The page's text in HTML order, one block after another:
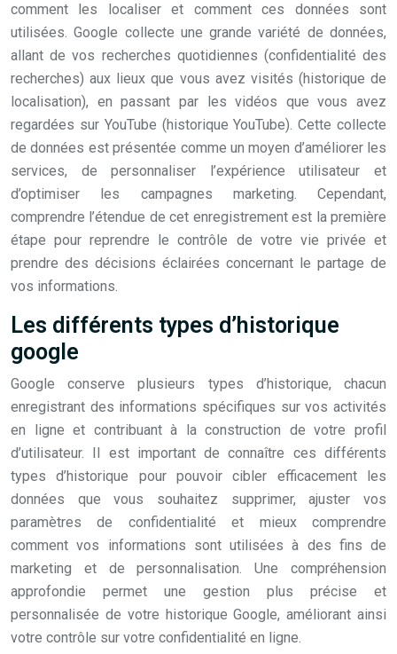
comment les localiser et comment ces données sont
utilisées. Google collecte une grande variété de données,
allant de vos recherches quotidiennes (confidentialité des
recherches) aux lieux que vous avez visités (historique de
localisation), en passant par les vidéos que vous avez
regardées sur YouTube (historique YouTube). Cette collecte
de données est présentée comme un moyen d’améliorer les
services, de personnaliser l’expérience utilisateur et
d’optimiser les campagnes marketing. Cependant,
comprendre l’étendue de cet enregistrement est la première
étape pour reprendre le contrôle de votre vie privée et
prendre des décisions éclairées concernant le partage de
vos informations.
Les différents types d’historique
google
Google conserve plusieurs types d’historique, chacun
enregistrant des informations spécifiques sur vos activités
en ligne et contribuant à la construction de votre profil
d’utilisateur. Il est important de connaître ces différents
types d’historique pour pouvoir cibler efficacement les
données que vous souhaitez supprimer, ajuster vos
paramètres de confidentialité et mieux comprendre
comment vos informations sont utilisées à des fins de
marketing et de personnalisation. Une compréhension
approfondie permet une gestion plus précise et
personnalisée de votre historique Google, améliorant ainsi
votre contrôle sur votre confidentialité en ligne.